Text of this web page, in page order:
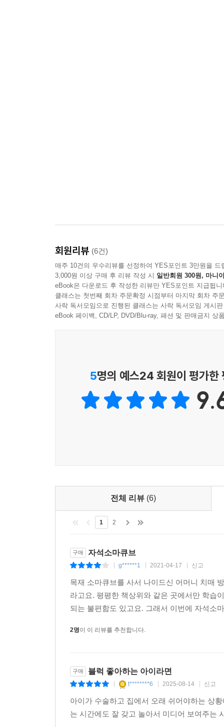
회원리뷰 (6건)
매주 10건의 우수리뷰를 선정하여 YES포인트 3만원을 드
3,000원 이상 구매 후 리뷰 작성 시 일반회원 300원, 마니
eBook은 다운로드 후 작성한 리뷰만 YES포인트 지급됩니
클래스는 첫번째 회차 주문확정 시점부터 마지막 회차 주
사락 독서모임으로 진행된 클래스는 사락 독서모임 게시
eBook 페이백, CD/LP, DVD/Blu-ray, 패션 및 판매금지 상
5명의 예스24 회원이 평가한
전체 리뷰 (6)
1 2
구매 자석소마큐브
g******1 2021-04-17 신고
목재 소마큐브를 사서 나이드신 어머니 치매
라고요. 평평한 책상위와 같은 곳에서만 학습
되는 불편함도 있고요. 그래서 이번에 자석소
2명이 이 리뷰를 추천합니다.
구매 블럭 좋아하는 아이라면
t********6 2025-08-14 신고
아이가 수술하고 집에서 오래 쉬어야하는 상
는 시간에도 잘 갖고 놀아서 미디어 보여주는